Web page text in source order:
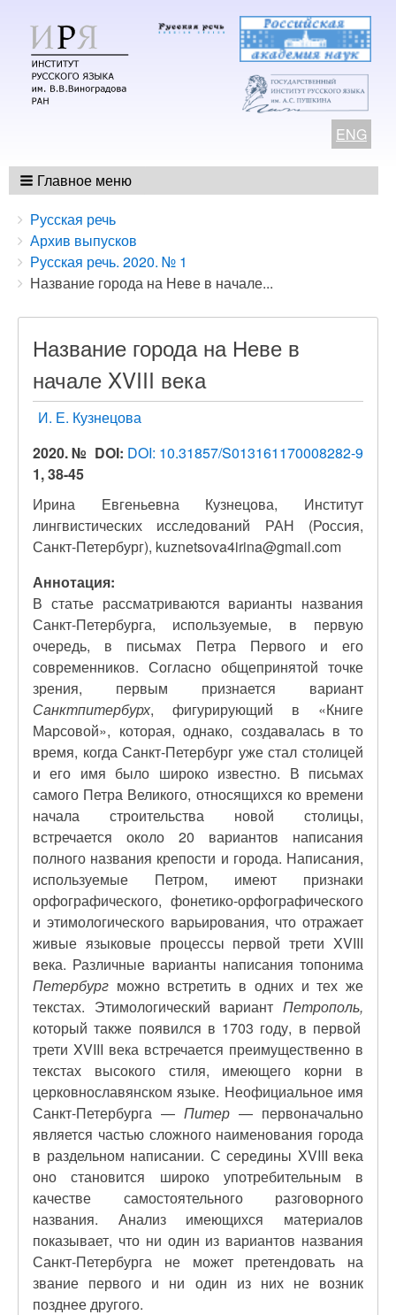
ENG
Главное меню
Breadcrumbs
You
are
here:
Русская речь
Архив выпусков
Русская речь. 2020. № 1
Название города на Неве в начале...
Название города на Неве в
начале XVIII века
И. Е. Кузнецова
DOI: DOI: 10.31857/S013161170008282-9
2020. №
1, 38-45
Ирина Евгеньевна Кузнецова, Институт
лингвистических исследований РАН (Россия,
Санкт-Петербург), kuznetsova4irina@gmail.com
Аннотация:
В статье рассматриваются варианты названия
Санкт-Петербурга, используемые, в первую
очередь, в письмах Петра Первого и его
современников. Согласно общепринятой точке
зрения, первым признается вариант
Санктпитербурх, фигурирующий в «Книге
Марсовой», которая, однако, создавалась в то
время, когда Санкт-Петербург уже стал столицей
и его имя было широко известно. В письмах
самого Петра Великого, относящихся ко времени
начала строительства новой столицы,
встречается около 20 вариантов написания
полного названия крепости и города. Написания,
используемые Петром, имеют признаки
орфографического, фонетико-орфографического
и этимологического варьирования, что отражает
живые языковые процессы первой трети XVIII
века. Различные варианты написания топонима
Петербург можно встретить в одних и тех же
текстах. Этимологический вариант Петрополь,
который также появился в 1703 году, в первой
трети XVIII века встречается преимущественно в
текстах высокого стиля, имеющего корни в
церковнославянском языке. Неофициальное имя
Санкт-Петербурга — Питер — первоначально
является частью сложного наименования города
в раздельном написании. С середины XVIII века
оно становится широко употребительным в
качестве самостоятельного разговорного
названия. Анализ имеющихся материалов
показывает, что ни один из вариантов названия
Санкт-Петербурга не может претендовать на
звание первого и ни один из них не возник
позднее другого.